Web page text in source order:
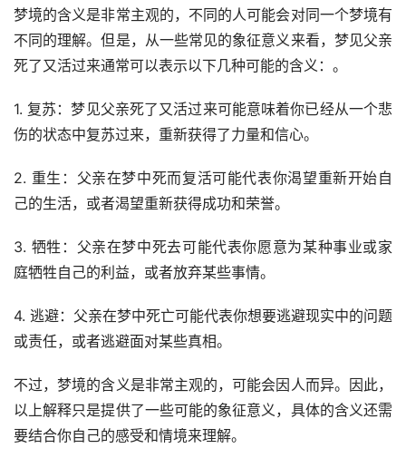
梦境的含义是非常主观的，不同的人可能会对同一个梦境有
不同的理解。但是，从一些常见的象征意义来看，梦见父亲
死了又活过来通常可以表示以下几种可能的含义：。
1. 复苏：梦见父亲死了又活过来可能意味着你已经从一个悲
伤的状态中复苏过来，重新获得了力量和信心。
2. 重生：父亲在梦中死而复活可能代表你渴望重新开始自
己的生活，或者渴望重新获得成功和荣誉。
3. 牺牲：父亲在梦中死去可能代表你愿意为某种事业或家
庭牺牲自己的利益，或者放弃某些事情。
4. 逃避：父亲在梦中死亡可能代表你想要逃避现实中的问题
或责任，或者逃避面对某些真相。
不过，梦境的含义是非常主观的，可能会因人而异。因此，
以上解释只是提供了一些可能的象征意义，具体的含义还需
要结合你自己的感受和情境来理解。